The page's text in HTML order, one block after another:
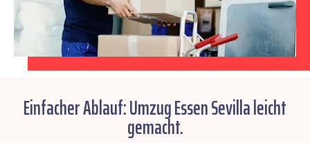
Einfacher Ablauf: Umzug Essen Sevilla leicht
gemacht.